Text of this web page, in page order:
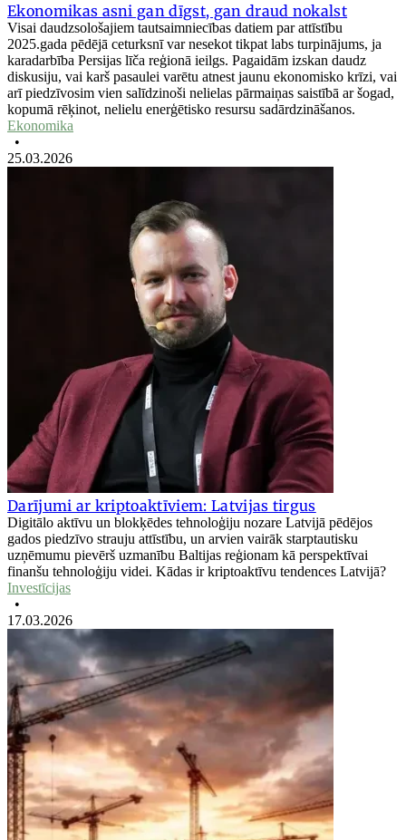
Ekonomikas asni gan dīgst, gan draud nokalst
Visai daudzsološajiem tautsaimniecības datiem par attīstību
2025.gada pēdējā ceturksnī var nesekot tikpat labs turpinājums, ja
karadarbība Persijas līča reģionā ieilgs. Pagaidām izskan daudz
diskusiju, vai karš pasaulei varētu atnest jaunu ekonomisko krīzi, vai
arī piedzīvosim vien salīdzinoši nelielas pārmaiņas saistībā ar šogad,
kopumā rēķinot, nelielu enerģētisko resursu sadārdzināšanos.
Ekonomika
•
25.03.2026
Darījumi ar kriptoaktīviem: Latvijas tirgus
Digitālo aktīvu un blokķēdes tehnoloģiju nozare Latvijā pēdējos
gados piedzīvo strauju attīstību, un arvien vairāk starptautisku
uzņēmumu pievērš uzmanību Baltijas reģionam kā perspektīvai
finanšu tehnoloģiju videi. Kādas ir kriptoaktīvu tendences Latvijā?
Investīcijas
•
17.03.2026